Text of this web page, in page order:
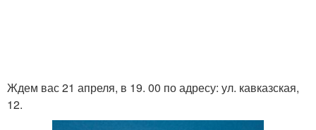
Ждем вас 21 апреля, в 19. 00 по адресу: ул. кавказская,
12.